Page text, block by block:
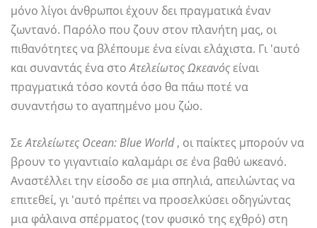
μόνο λίγοι άνθρωποι έχουν δει πραγματικά έναν
ζωντανό. Παρόλο που ζουν στον πλανήτη μας, οι
πιθανότητες να βλέπουμε ένα είναι ελάχιστα. Γι 'αυτό
και συναντάς ένα στοΑτελείωτος Ωκεανόςείναι
πραγματικά τόσο κοντά όσο θα πάω ποτέ να
συναντήσω το αγαπημένο μου ζώο.
ΣεΑτελείωτες Ocean: Blue World, οι παίκτες μπορούν να
βρουν το γιγαντιαίο καλαμάρι σε ένα βαθύ ωκεανό.
Αναστέλλει την είσοδο σε μια σπηλιά, απειλώντας να
επιτεθεί, γι 'αυτό πρέπει να προσελκύσει οδηγώντας
μια φάλαινα σπέρματος (τον φυσικό της εχθρό) στη